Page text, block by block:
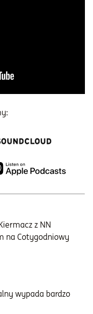
z NN
na Cotygodniowy
wypada bardzo